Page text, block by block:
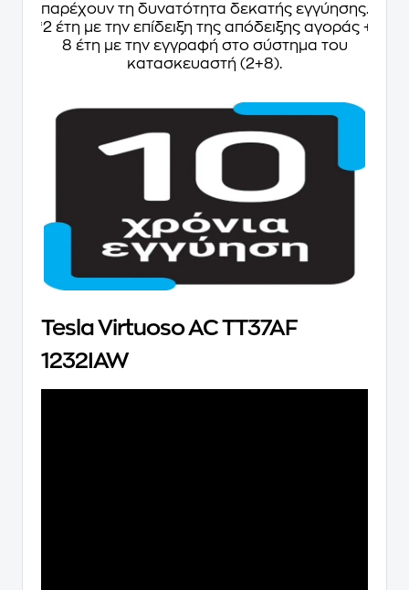
παρέχουν τη δυνατότητα δεκατής εγγύησης.
*2 έτη με την επίδειξη της απόδειξης αγοράς +
8 έτη με την εγγραφή στο σύστημα του
κατασκευαστή (2+8).
Tesla Virtuoso AC TT37AF
1232IAW